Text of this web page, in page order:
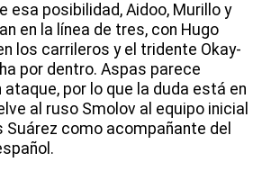
esa posibilidad, Aidoo, Murillo y
en la línea de tres, con Hugo
los carrileros y el tridente Okay-
por dentro. Aspas parece
por lo que la duda está en
al ruso Smolov al equipo inicial
Suárez como acompañante del